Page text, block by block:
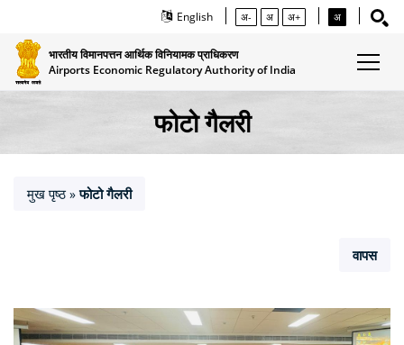
English अ- अ अ+ अ
भारतीय विमानपत्तन आर्थिक विनियामक प्राधिकरण
Airports Economic Regulatory Authority of India
फोटो गैलरी
मुख पृष्ठ » फोटो गैलरी
वापस